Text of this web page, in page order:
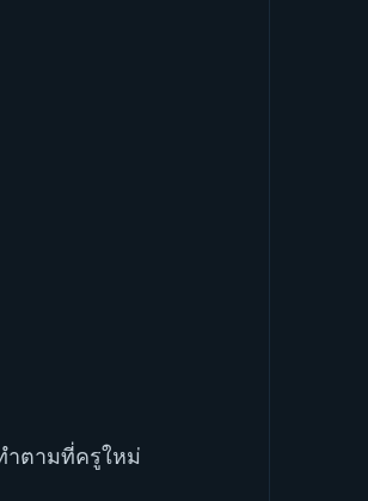
ำตามที่ครูใหม่